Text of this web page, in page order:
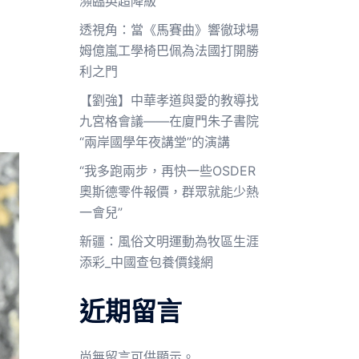
透視角：當《馬賽曲》響徹球場
姆億嵐工學椅巴佩為法國打開勝
利之門
【劉強】中華孝道與愛的教導找
九宮格會議——在廈門朱子書院
“兩岸國學年夜講堂”的演講
“我多跑兩步，再快一些OSDER
奧斯德零件報價，群眾就能少熱
一會兒”
新疆：風俗文明運動為牧區生涯
添彩_中國查包養價錢網
近期留言